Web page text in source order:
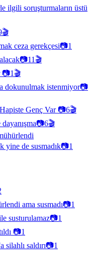
ilgili soruşturmaların üstü
🎬
ceza gerekçesi📷1
📷11 🎬
📷1 🎬
dokunulmak istenmiyor📷
Genç Var📷6🎬
📷6🎬
yine de susmadık📷1
ama susmadı📷1
susturulamaz📷1
📷1
saldırı📷1